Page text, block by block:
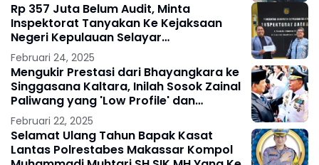
Rp 357 Juta Belum Audit, Minta
Inspektorat Tanyakan Ke Kejaksaan
Negeri Kepulauan Selayar
Keberadaannya
Februari 24, 2025
Mengukir Prestasi dari Bhayangkara ke
Singgasana Kaltara, Inilah Sosok Zainal
Paliwang yang 'Low Profile' dan
Bersahaja
Februari 22, 2025
Selamat Ulang Tahun Bapak Kasat
Lantas Polrestabes Makassar Kompol